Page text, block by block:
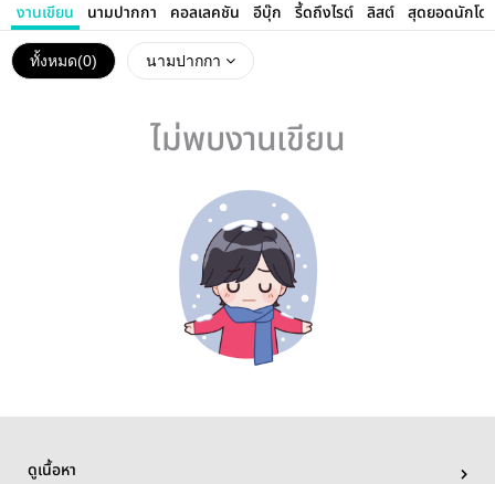
งานเขียน นามปากกา คอลเลคชัน อีบุ๊ก รี้ดถึงไรต์ ลิสต์ สุดยอดนักโด
ทั้งหมด(0) นามปากกา
ไม่พบงานเขียน
ดูเนื้อหา